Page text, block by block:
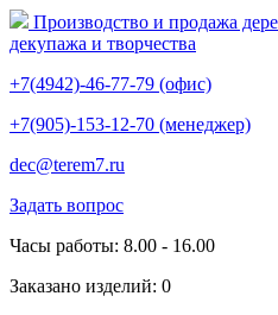
Производство и продажа
декупажа и творчества
+7(4942)-46-77-79 (офис)
+7(905)-153-12-70 (менеджер)
dec@terem7.ru
Задать вопрос
Часы работы: 8.00 - 16.00
Заказано изделий: 0